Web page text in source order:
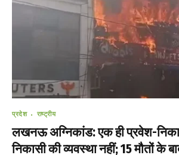
प्रदेश राष्ट्रीय
लखनऊ अग्निकांड: एक ही प्रवेश-
निकासी की व्यवस्था नहीं; 15 मौतों